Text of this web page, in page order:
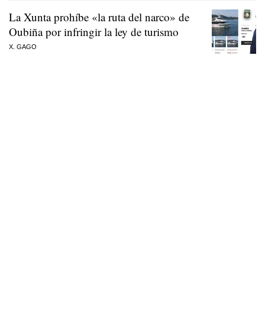
La Xunta prohíbe «la ruta del narco» de
Oubiña por infringir la ley de turismo
X. GAGO